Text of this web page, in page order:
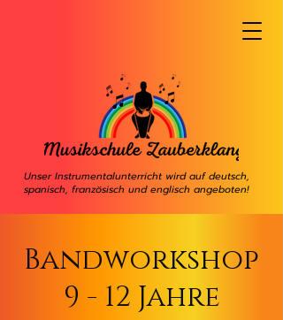
Unser Instrumentalunterricht wird auf deutsch,
spanisch, französisch und englisch angeboten!
Bandworkshop
9 - 12 Jahre